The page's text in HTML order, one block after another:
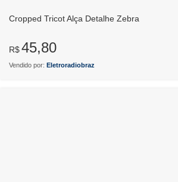
Cropped Tricot Alça Detalhe Zebra
R$45,80
Vendido por: Eletroradiobraz